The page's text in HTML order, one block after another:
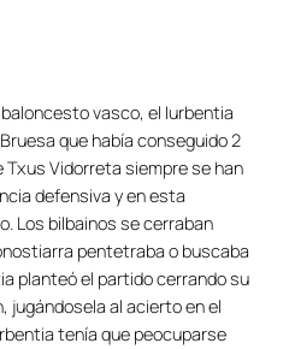
vasco, el Iurbentia
que había conseguido 2
Vidorreta siempre se han
defensiva y en esta
Los bilbainos se cerraban
pentetraba o buscaba
planteó el partido cerrando su
jugándosela al acierto en el
tenía que peocuparse